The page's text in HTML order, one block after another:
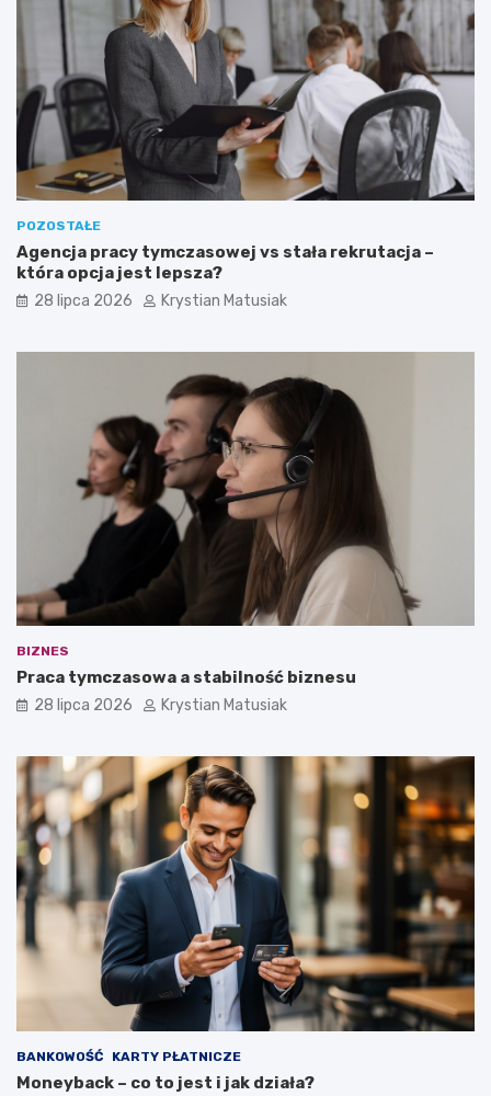
POZOSTAŁE
Agencja pracy tymczasowej vs stała rekrutacja –
która opcja jest lepsza?
28 lipca 2026 Krystian Matusiak
BIZNES
Praca tymczasowa a stabilność biznesu
28 lipca 2026 Krystian Matusiak
BANKOWOŚĆ KARTY PŁATNICZE
Moneyback – co to jest i jak działa?